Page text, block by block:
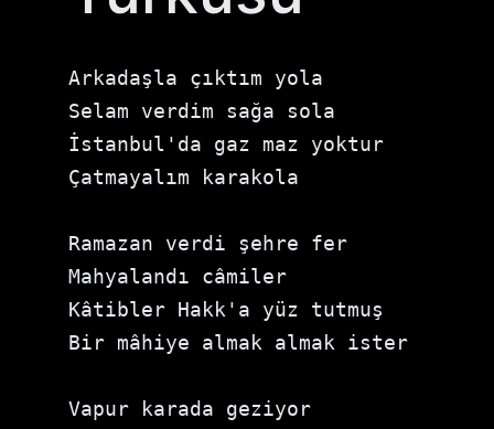
Arkadaşla çıktım yola
Selam verdim sağa sola
İstanbul'da gaz maz yoktur
Çatmayalım karakola
Ramazan verdi şehre fer
Mahyalandı câmiler
Kâtibler Hakk'a yüz tutmuş
Bir mâhiye almak almak ister
Vapur karada geziyor